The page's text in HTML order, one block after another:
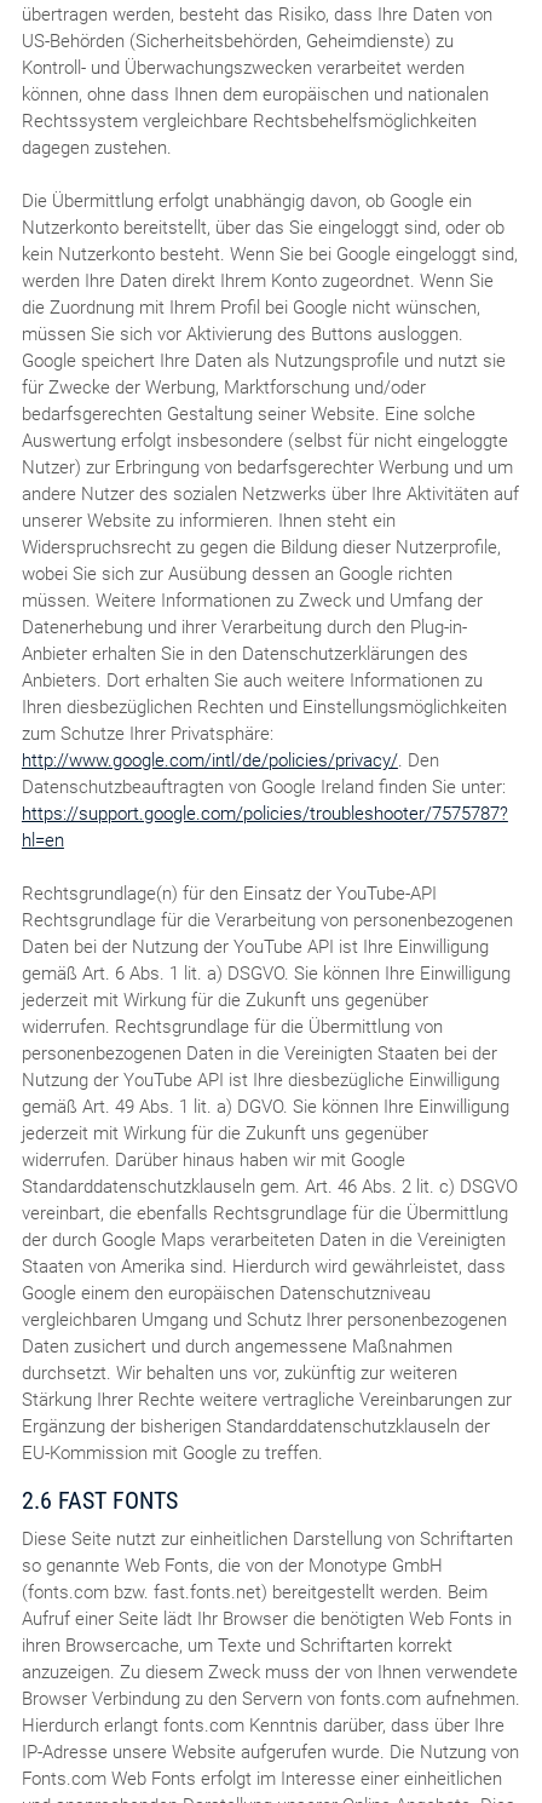
übertragen werden, besteht das Risiko, dass Ihre Daten von
US-Behörden (Sicherheitsbehörden, Geheimdienste) zu
Kontroll- und Überwachungszwecken verarbeitet werden
können, ohne dass Ihnen dem europäischen und nationalen
Rechtssystem vergleichbare Rechtsbehelfsmöglichkeiten
dagegen zustehen.
Die Übermittlung erfolgt unabhängig davon, ob Google ein
Nutzerkonto bereitstellt, über das Sie eingeloggt sind, oder ob
kein Nutzerkonto besteht. Wenn Sie bei Google eingeloggt sind,
werden Ihre Daten direkt Ihrem Konto zugeordnet. Wenn Sie
die Zuordnung mit Ihrem Profil bei Google nicht wünschen,
müssen Sie sich vor Aktivierung des Buttons ausloggen.
Google speichert Ihre Daten als Nutzungsprofile und nutzt sie
für Zwecke der Werbung, Marktforschung und/oder
bedarfsgerechten Gestaltung seiner Website. Eine solche
Auswertung erfolgt insbesondere (selbst für nicht eingeloggte
Nutzer) zur Erbringung von bedarfsgerechter Werbung und um
andere Nutzer des sozialen Netzwerks über Ihre Aktivitäten auf
unserer Website zu informieren. Ihnen steht ein
Widerspruchsrecht zu gegen die Bildung dieser Nutzerprofile,
wobei Sie sich zur Ausübung dessen an Google richten
müssen. Weitere Informationen zu Zweck und Umfang der
Datenerhebung und ihrer Verarbeitung durch den Plug-in-
Anbieter erhalten Sie in den Datenschutzerklärungen des
Anbieters. Dort erhalten Sie auch weitere Informationen zu
Ihren diesbezüglichen Rechten und Einstellungsmöglichkeiten
zum Schutze Ihrer Privatsphäre:
http://www.google.com/intl/de/policies/privacy/. Den
Datenschutzbeauftragten von Google Ireland finden Sie unter:
https://support.google.com/policies/troubleshooter/7575787?
hl=en
Rechtsgrundlage(n) für den Einsatz der YouTube-API
Rechtsgrundlage für die Verarbeitung von personenbezogenen
Daten bei der Nutzung der YouTube API ist Ihre Einwilligung
gemäß Art. 6 Abs. 1 lit. a) DSGVO. Sie können Ihre Einwilligung
jederzeit mit Wirkung für die Zukunft uns gegenüber
widerrufen. Rechtsgrundlage für die Übermittlung von
personenbezogenen Daten in die Vereinigten Staaten bei der
Nutzung der YouTube API ist Ihre diesbezügliche Einwilligung
gemäß Art. 49 Abs. 1 lit. a) DGVO. Sie können Ihre Einwilligung
jederzeit mit Wirkung für die Zukunft uns gegenüber
widerrufen. Darüber hinaus haben wir mit Google
Standarddatenschutzklauseln gem. Art. 46 Abs. 2 lit. c) DSGVO
vereinbart, die ebenfalls Rechtsgrundlage für die Übermittlung
der durch Google Maps verarbeiteten Daten in die Vereinigten
Staaten von Amerika sind. Hierdurch wird gewährleistet, dass
Google einem den europäischen Datenschutzniveau
vergleichbaren Umgang und Schutz Ihrer personenbezogenen
Daten zusichert und durch angemessene Maßnahmen
durchsetzt. Wir behalten uns vor, zukünftig zur weiteren
Stärkung Ihrer Rechte weitere vertragliche Vereinbarungen zur
Ergänzung der bisherigen Standarddatenschutzklauseln der
EU-Kommission mit Google zu treffen.
2.6 FAST FONTS
Diese Seite nutzt zur einheitlichen Darstellung von Schriftarten
so genannte Web Fonts, die von der Monotype GmbH
(fonts.com bzw. fast.fonts.net) bereitgestellt werden. Beim
Aufruf einer Seite lädt Ihr Browser die benötigten Web Fonts in
ihren Browsercache, um Texte und Schriftarten korrekt
anzuzeigen. Zu diesem Zweck muss der von Ihnen verwendete
Browser Verbindung zu den Servern von fonts.com aufnehmen.
Hierdurch erlangt fonts.com Kenntnis darüber, dass über Ihre
IP-Adresse unsere Website aufgerufen wurde. Die Nutzung von
Fonts.com Web Fonts erfolgt im Interesse einer einheitlichen